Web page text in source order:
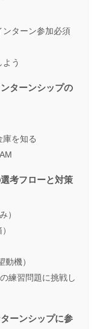
ンターン参加必須
う
ターンシップの
庫を知る
考フローと対策
）
機）
練習問題に挑戦し
ーンシップに参